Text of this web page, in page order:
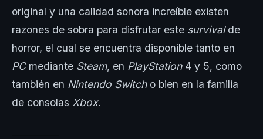
original y una calidad sonora increíble existen
razones de sobra para disfrutar este survivalde
horror, el cual se encuentra disponible tanto en
PC mediante Steam, en PlayStation4 y 5, como
también en Nintendo Switcho bien en la familia
de consolas Xbox.